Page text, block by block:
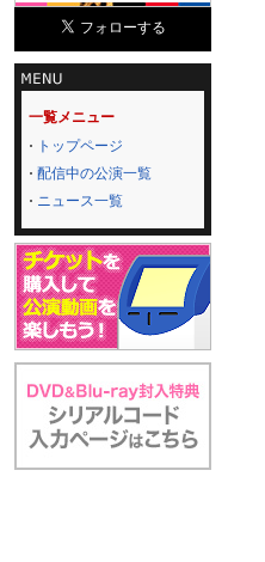
一覧メニュー
トップページ
配信中の公演一覧
ニュース一覧